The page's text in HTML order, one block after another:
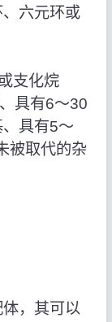
六元环或
支化烷
具有6～30
具有5～
被取代的杂
，其可以